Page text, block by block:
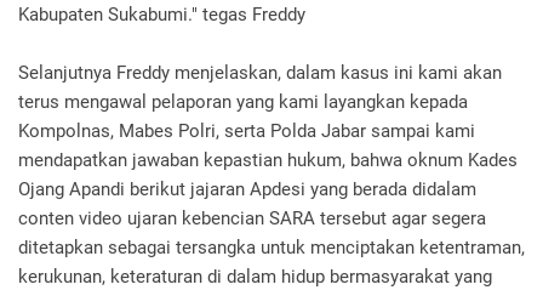
Kabupaten Sukabumi." tegas Freddy
Selanjutnya Freddy menjelaskan, dalam kasus ini kami akan
terus mengawal pelaporan yang kami layangkan kepada
Kompolnas, Mabes Polri, serta Polda Jabar sampai kami
mendapatkan jawaban kepastian hukum, bahwa oknum Kades
Ojang Apandi berikut jajaran Apdesi yang berada didalam
conten video ujaran kebencian SARA tersebut agar segera
ditetapkan sebagai tersangka untuk menciptakan ketentraman,
kerukunan, keteraturan di dalam hidup bermasyarakat yang